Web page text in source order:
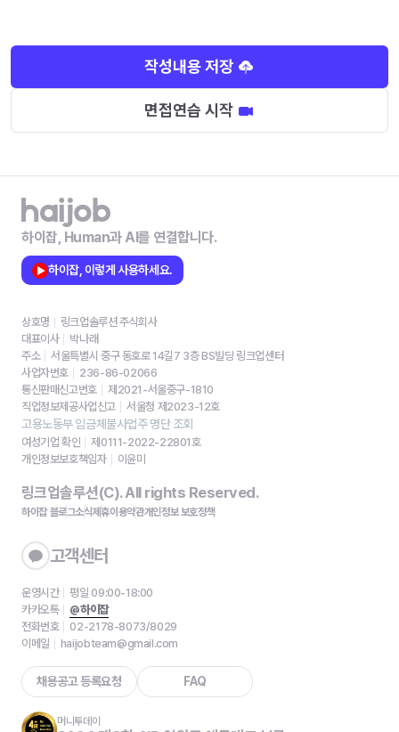
작성내용 저장
면접연습 시작
하이잡, Human과 AI를 연결합니다.
하이잡, 이렇게 사용하세요.
상호명
링크업솔루션 주식회사
대표이사
박나래
주소
서울특별시 중구 동호로 14길7 3층 BS빌딩 링크업센터
사업자번호
236-86-02066
통신판매신고번호
제2021-서울중구-1810
직업정보제공사업신고
서울청 제2023-12호
고용노동부 임금체불사업주 명단 조회
여성기업 확인
제0111-2022-22801호
개인정보보호책임자
이윤미
링크업솔루션(C). All rights Reserved.
하이잡 블로그소식제휴이용약관개인정보 보호정책
고객센터
운영시간
평일 09:00-18:00
카카오톡
@하이잡
전화번호
02-2178-8073/8029
이메일
haijobteam@gmail.com
채용공고 등록요청 FAQ
머니투데이